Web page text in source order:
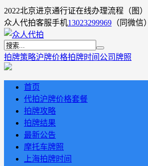
2022北京进京通行证在线办理流程（图）
众人代拍客服手机13023299969 （同微信）
拍牌策略沪牌价格拍牌时间 公司牌照
首页
代拍沪牌价格套餐
拍牌攻略
拍牌结果
最新公告
摩托车牌照
上海拍牌时间